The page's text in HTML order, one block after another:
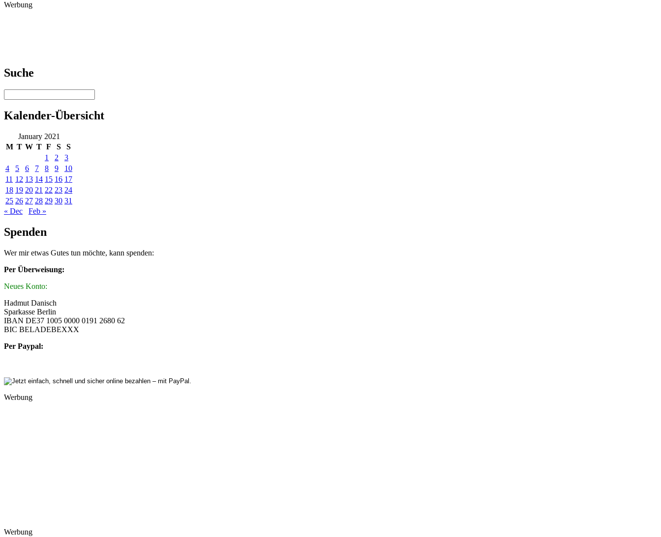
Werbung
Suche
Kalender-Übersicht
January 2021
M T W T F S
S
1
2
3
4
5 6 7 8 9
10
11 12 13 14 15 16 17
18 19 20 21 22 23 24
25 26 27 28 29 30 31
« Dec
Feb »
Spenden
Wer mir etwas Gutes tun möchte, kann spenden:
Per Überweisung:
Neues Konto:
Hadmut Danisch
Sparkasse Berlin
IBAN DE37 1005 0000 0191 2680 62
BIC BELADEBEXXX
Per Paypal:
Werbung
Werbung